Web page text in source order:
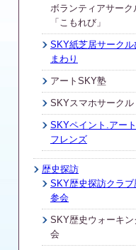
ボランティアサーク
「こもれび」
SKY紙芝居サークル
まわり
アートSKY塾
SKYスマホサークル
SKYペイント.アー
フレンズ
歴史探訪
SKY歴史探訪クラブ
参会
SKY歴史ウォーキン
会